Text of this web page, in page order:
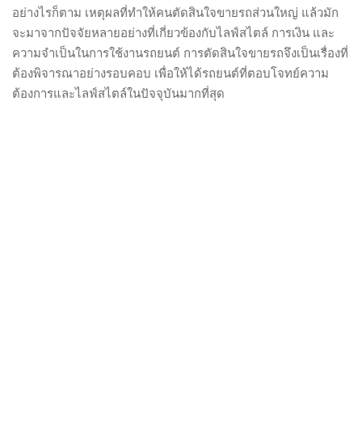
อย่างไรก็ตาม เหตุผลที่ทำให้คนตัดสินใจขายรถส่วนใหญ่ แล้วมัก
จะมาจากปัจจัยหลายอย่างที่เกี่ยวข้องกับไลฟ์สไตล์ การเงิน และ
ความจำเป็นในการใช้งานรถยนต์ การตัดสินใจขายรถจึงเป็นเรื่องที่
ต้องพิจารณาอย่างรอบคอบ เพื่อให้ได้รถยนต์ที่ตอบโจทย์ความ
ต้องการและไลฟ์สไตล์ในปัจจุบันมากที่สุด